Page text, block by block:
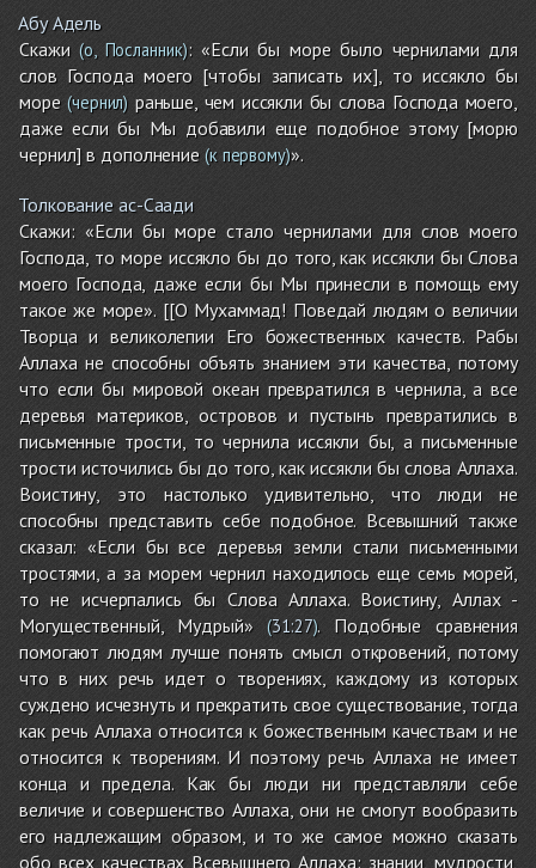
Абу Адель
Скажи(о, Посланник): «Если бы море было чернилами для
слов Господа моего [чтобы записать их], то иссякло бы
море(чернил) раньше, чем иссякли бы слова Господа моего,
даже если бы Мы добавили еще подобное этому [морю
чернил] в дополнение (к первому)».
Толкование ас-Саади
Скажи: «Если бы море стало чернилами для слов моего
Господа, то море иссякло бы до того, как иссякли бы Слова
моего Господа, даже если бы Мы принесли в помощь ему
такое же море». [[О Мухаммад! Поведай людям о величии
Творца и великолепии Его божественных качеств. Рабы
Аллаха не способны объять знанием эти качества, потому
что если бы мировой океан превратился в чернила, а все
деревья материков, островов и пустынь превратились в
письменные трости, то чернила иссякли бы, а письменные
трости источились бы до того, как иссякли бы слова Аллаха.
Воистину, это настолько удивительно, что люди не
способны представить себе подобное. Всевышний также
сказал: «Если бы все деревья земли стали письменными
тростями, а за морем чернил находилось еще семь морей,
то не исчерпались бы Слова Аллаха. Воистину, Аллах -
Могущественный, Мудрый»(31:27). Подобные сравнения
помогают людям лучше понять смысл откровений, потому
что в них речь идет о творениях, каждому из которых
суждено исчезнуть и прекратить свое существование, тогда
как речь Аллаха относится к божественным качествам и не
относится к творениям. И поэтому речь Аллаха не имеет
конца и предела. Как бы люди ни представляли себе
величие и совершенство Аллаха, они не смогут вообразить
его надлежащим образом, и то же самое можно сказать
обо всех качествах Всевышнего Аллаха: знании, мудрости,